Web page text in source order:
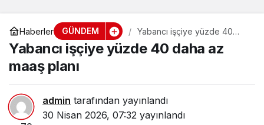
Haberler GÜNDEM
Yabancı işçiye yüzde 40
daha az maaş planı
Yabancı işçiye yüzde 40 daha az
maaş planı
admin tarafından yayınlandı
30 Nisan 2026, 07:32 yayınlandı